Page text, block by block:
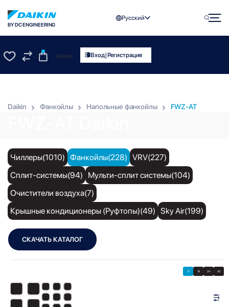
BY DC ENGINEERING
Русский
0
UZS0.00 Вход|Регистрация
Daikin Фанкойлы Напольные фанкойлы FWZ-AT
Чиллеры(1010) Фанкойлы(228) VRV(227)
Сплит-системы(94)
Мульти-сплит системы(104)
Очистители воздуха(7)
Крышные кондиционеры (Руфтопы)(49) Sky Air(199)
СКАЧАТЬ КАТАЛОГ
12 18 24 30